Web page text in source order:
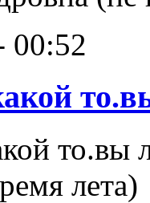
00:52
то.вы
лета)